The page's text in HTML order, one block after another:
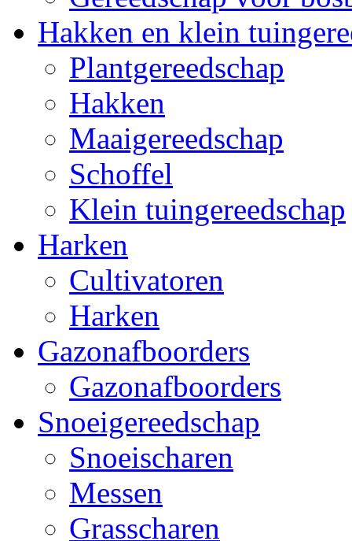
Hakken en klein
Plantgereedschap
Hakken
Maaigereedschap
Schoffel
Klein tuingereedschap
Harken
Cultivatoren
Harken
Gazonafboorders
Gazonafboorders
Snoeigereedschap
Snoeischaren
Messen
Grasscharen